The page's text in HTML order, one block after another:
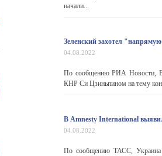
начали...
Зеленский захотел
04.08.2022
По сообщению РИА Новости,
КНР Си Цзиньпином на тему
В Amnesty International
04.08.2022
По сообщению ТАСС, Украина